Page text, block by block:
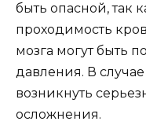
быть опасной, так
проходимость
мозга могут быть
давления. В
возникнуть
осложнения.